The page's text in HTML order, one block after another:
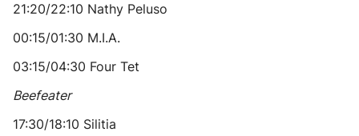
21:20/22:10 Nathy Peluso
00:15/01:30 M.I.A.
03:15/04:30 Four Tet
Beefeater
17:30/18:10 Silitia